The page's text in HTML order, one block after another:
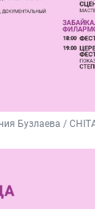
Бузлаева /